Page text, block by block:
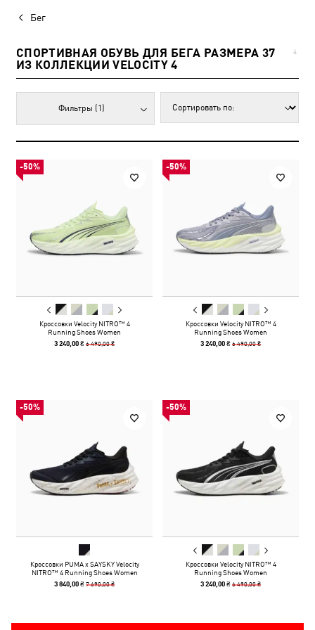
Бег
СПОРТИВНАЯ ОБУВЬ ДЛЯ БЕГА РАЗМЕРА 37
ИЗ КОЛЛЕКЦИИ VELOCITY 4
4
Фильтры (1)
-50%
Кроссовки Velocity NITRO™ 4
Running Shoes Women
3 240,00 ₴6 490,00 ₴
-50%
Кроссовки Velocity NITRO™ 4
Running Shoes Women
3 240,00 ₴6 490,00 ₴
-50%
Кроссовки PUMA x SAYSKY Velocity
NITRO™ 4 Running Shoes Women
3 840,00 ₴7 690,00 ₴
-50%
Кроссовки Velocity NITRO™ 4
Running Shoes Women
3 240,00 ₴6 490,00 ₴